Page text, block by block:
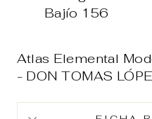
Bajío 156
Atlas Elemental
- DON TOMAS